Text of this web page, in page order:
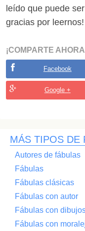
leído que puede
gracias por leernos!
¡COMPARTE
Facebook
Google +
MÁS TIPOS DE
Autores de fábulas
Fábulas
Fábulas clásicas
Fábulas con autor
Fábulas con
Fábulas con